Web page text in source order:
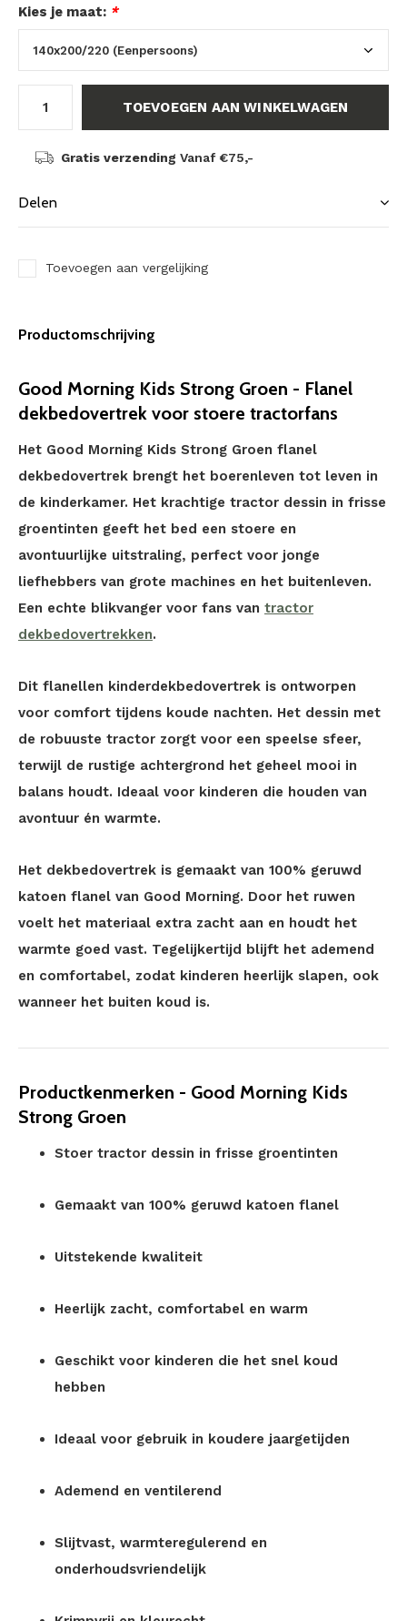
Kies je maat: *
TOEVOEGEN AAN WINKELWAGEN
Gratis verzending Vanaf €75,-
Delen
Toevoegen aan vergelijking
Productomschrijving
Good Morning Kids Strong Groen - Flanel
dekbedovertrek voor stoere tractorfans
Het Good Morning Kids Strong Groen flanel
dekbedovertrek brengt het boerenleven tot leven in
de kinderkamer. Het krachtige tractor dessin in frisse
groentinten geeft het bed een stoere en
avontuurlijke uitstraling, perfect voor jonge
liefhebbers van grote machines en het buitenleven.
Een echte blikvanger voor fans van tractor
dekbedovertrekken.
Dit flanellen kinderdekbedovertrek is ontworpen
voor comfort tijdens koude nachten. Het dessin met
de robuuste tractor zorgt voor een speelse sfeer,
terwijl de rustige achtergrond het geheel mooi in
balans houdt. Ideaal voor kinderen die houden van
avontuur én warmte.
Het dekbedovertrek is gemaakt van 100% geruwd
katoen flanel van Good Morning. Door het ruwen
voelt het materiaal extra zacht aan en houdt het
warmte goed vast. Tegelijkertijd blijft het ademend
en comfortabel, zodat kinderen heerlijk slapen, ook
wanneer het buiten koud is.
Productkenmerken - Good Morning Kids
Strong Groen
Stoer tractor dessin in frisse groentinten
Gemaakt van 100% geruwd katoen flanel
Uitstekende kwaliteit
Heerlijk zacht, comfortabel en warm
Geschikt voor kinderen die het snel koud
hebben
Ideaal voor gebruik in koudere jaargetijden
Ademend en ventilerend
Slijtvast, warmteregulerend en
onderhoudsvriendelijk